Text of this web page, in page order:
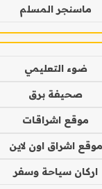
ماسنجر المسلم
ضوء التعليمي
صحيفة برق
موقع اشراقات
موقع اشراق اون لاين
اركان سياحة وسفر